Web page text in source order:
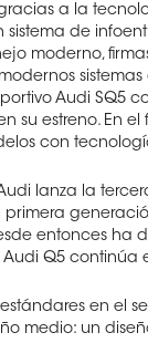
a la
sistema de
moderno,
Audi SQ5
su estreno. En el
con
lanza la
primera
entonces ha
Audi Q5 continúa
en el
medio: un